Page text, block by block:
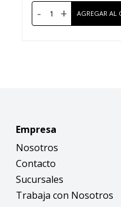
- +
Empresa
Nosotros
Contacto
Sucursales
Trabaja con Nosotros